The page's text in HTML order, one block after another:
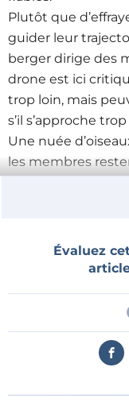
Plutôt que
guider leur
berger dirige des
drone est ici
trop loin, mais
s’il s’approche
Une nuée
les membres
oiseaux bordant
orientent ainsi le
Un modèle
Pour apprendre à
d’oiseaux, les
comportement
Évaluez